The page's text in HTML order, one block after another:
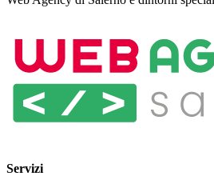
Servizi